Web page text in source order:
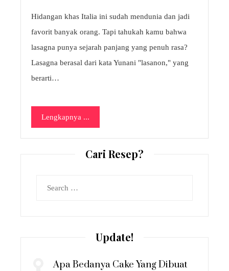
Hidangan khas Italia ini sudah mendunia dan jadi
favorit banyak orang. Tapi tahukah kamu bahwa
lasagna punya sejarah panjang yang penuh rasa?
Lasagna berasal dari kata Yunani "lasanon," yang
berarti…
Lengkapnya ...
Cari Resep?
Update!
Apa Bedanya Cake Yang Dibuat